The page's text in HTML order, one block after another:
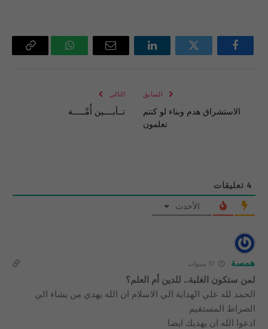
فيسبوك تويتر لينكدإن
البريد
واتساب Copy
السابق
الاستشراق هدم وبناء لو كنتم
تعلمون
التالي
تــأبــــين أُمَّـــــة
4 تعليقات
الأحدث
همسة
لمن ستكون الغلبة.. للدين أم العلم؟
الحمد لله علي الهداية الي الاسلام ان الله يهدي من يشاء الي
الصراط المستقيم
ادعوا الله ان يهديك ايضا